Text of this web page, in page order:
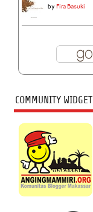
byFira Basuki
COMMUNITY WIDGET